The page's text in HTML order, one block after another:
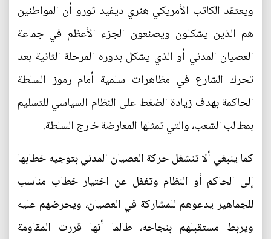
ويعتقد الكاتب الأمريكي هنري ديفيد ثورو أن المواطنين
هم الذين يشكلون ويصنعون الجزء الأعظم في جماعة
العصيان المدني أو الذي يشكل بدوره المرحلة الثانية بعد
تحرك الشارع في مظاهرات سلمية أمام رموز السلطة
الحاكمة بهدف زيادة الضغط على النظام السياسي للتسليم
بمطالب الشعب، والتي تمثلها المعارضة خارج السلطة.
كما ينبغي ألا تنشغل حركة العصيان المدني بتوجيه خطابها
إلى الحاكم أو النظام وتغفل عن اختيار خطاب مناسب
للجماهير يدعوهم للمشاركة في العصيان، ويحرضهم عليه
ويربط مستقبلهم بنجاحه، طالما أنها قررت المقاومة